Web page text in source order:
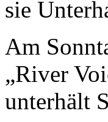
sie
Am
„River
unterhält